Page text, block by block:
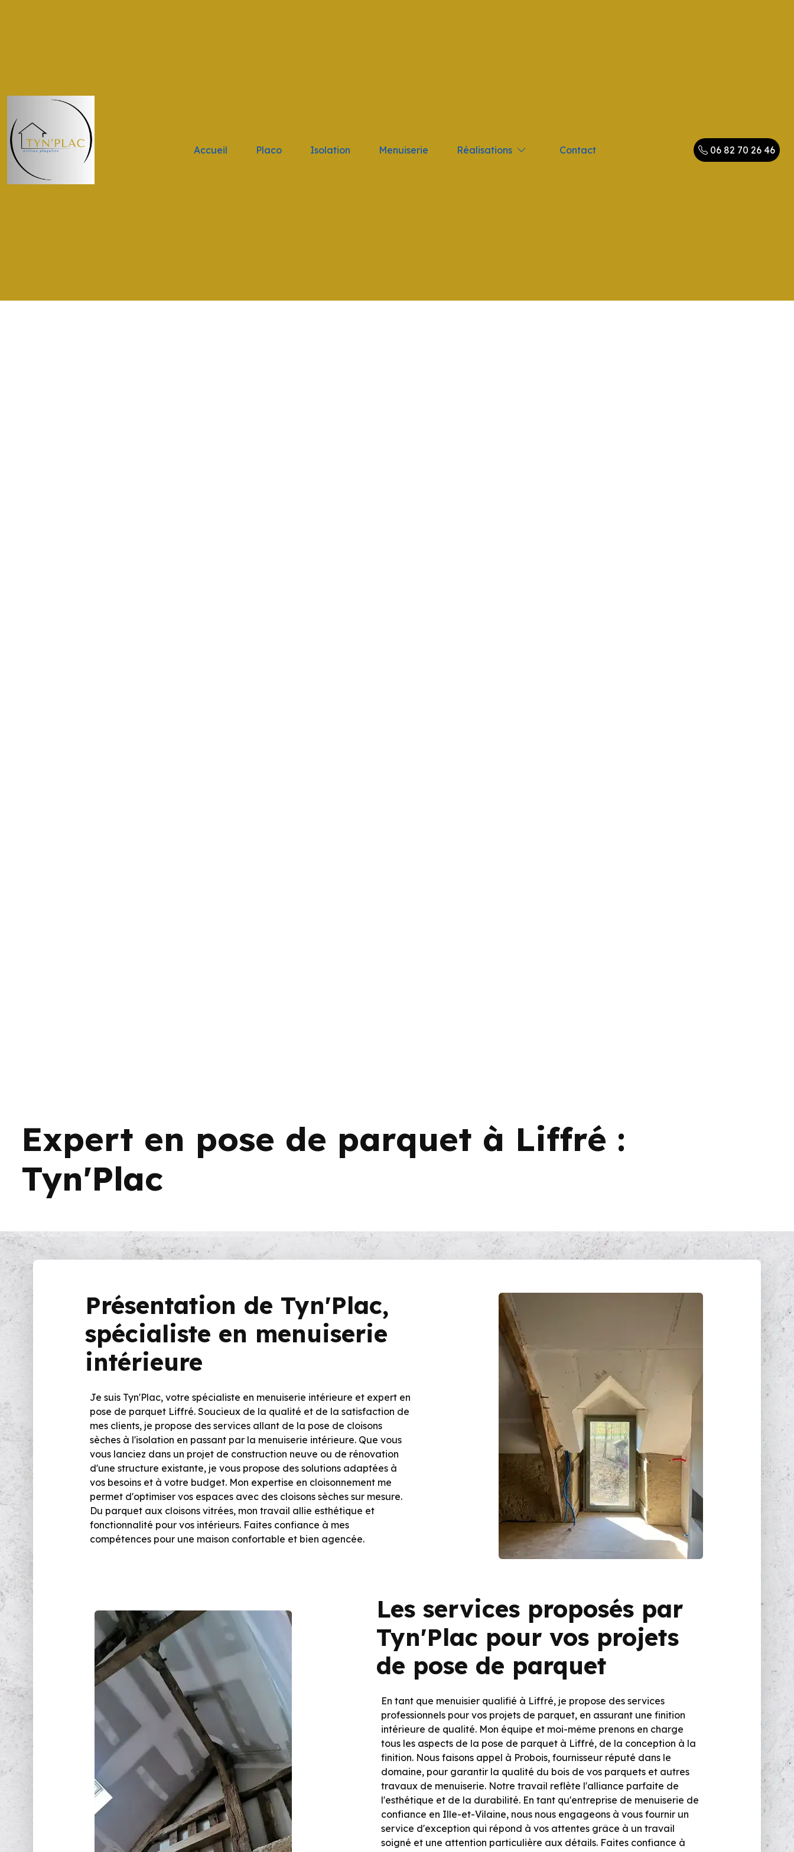
Accueil Placo Isolation Menuiserie Réalisations Contact 06 82 70 26 46
Expert en pose de parquet à Liffré :
Tyn'Plac
Présentation de Tyn'Plac,
spécialiste en menuiserie
intérieure
Je suis Tyn'Plac, votre spécialiste en menuiserie intérieure et expert en
pose de parquet Liffré. Soucieux de la qualité et de la satisfaction de
mes clients, je propose des services allant de la pose de cloisons
sèches à l'isolation en passant par la menuiserie intérieure. Que vous
vous lanciez dans un projet de construction neuve ou de rénovation
d'une structure existante, je vous propose des solutions adaptées à
vos besoins et à votre budget. Mon expertise en cloisonnement me
permet d'optimiser vos espaces avec des cloisons sèches sur mesure.
Du parquet aux cloisons vitrées, mon travail allie esthétique et
fonctionnalité pour vos intérieurs. Faites confiance à mes
compétences pour une maison confortable et bien agencée.
Les services proposés par
Tyn'Plac pour vos projets
de pose de parquet
En tant que menuisier qualifié à Liffré, je propose des services
professionnels pour vos projets de parquet, en assurant une finition
intérieure de qualité. Mon équipe et moi-même prenons en charge
tous les aspects de la pose de parquet à Liffré, de la conception à la
finition. Nous faisons appel à Probois, fournisseur réputé dans le
domaine, pour garantir la qualité du bois de vos parquets et autres
travaux de menuiserie. Notre travail reflète l'alliance parfaite de
l'esthétique et de la durabilité. En tant qu'entreprise de menuiserie de
confiance en Ille-et-Vilaine, nous nous engageons à vous fournir un
service d'exception qui répond à vos attentes grâce à un travail
soigné et une attention particulière aux détails. Faites confiance à